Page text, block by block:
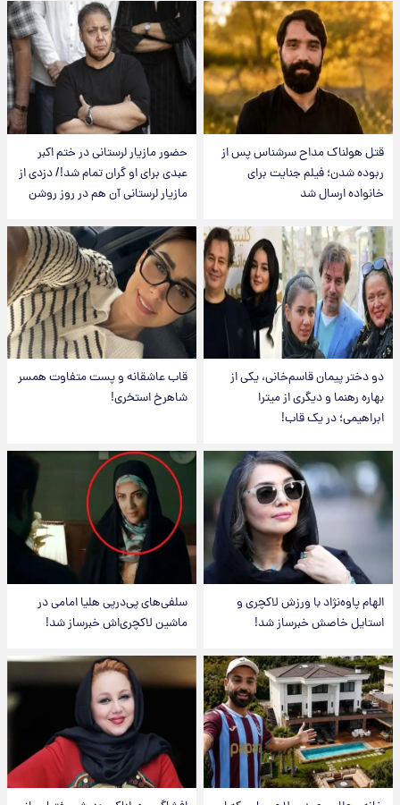
قتل هولناک مداح سرشناس پس از
ربوده شدن؛ فیلم جنایت برای
خانواده ارسال شد
حضور مازیار لرستانی در ختم اکبر
عبدی برای او گران تمام شد!/ دزدی از
مازیار لرستانی آن هم در روز روشن
دو دختر پیمان قاسم‌خانی، یکی از
بهاره رهنما و دیگری از میترا
ابراهیمی؛ در یک قاب!
قاب عاشقانه و پست متفاوت همسر
شاهرخ استخری!
الهام پاوه‌نژاد با ورزش لاکچری و
استایل خاصش خبرساز شد!
سلفی‌های پی‌درپی هلیا امامی در
ماشین لاکچری‌اش خبرساز شد!